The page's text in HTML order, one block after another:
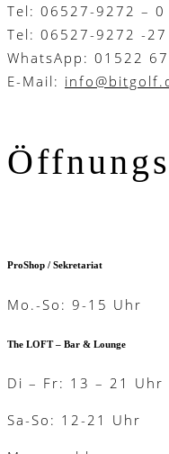
Tel: 06527-9272 – 0
Tel: 06527-9272 -
WhatsApp: 01522
E-Mail:
ProShop / Sekretariat
Mo.-So: 9-15 Uhr
The LOFT – Bar & Lounge
Di – Fr: 13 – 21 Uhr
Sa-So: 12-21 Uhr